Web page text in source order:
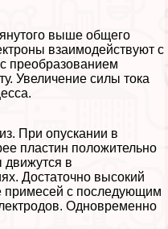
выше общего
взаимодействуют с
преобразованием
Увеличение силы тока
При опускании в
пластин положительно
в
Достаточно высокий
примесей с последующим
Одновременно